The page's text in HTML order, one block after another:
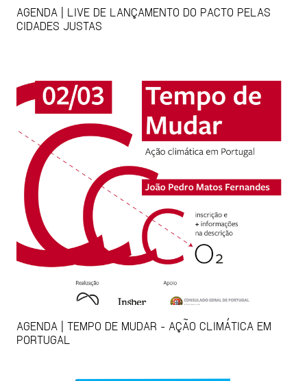
AGENDA | LIVE DE LANÇAMENTO DO PACTO PELAS
CIDADES JUSTAS
AGENDA | TEMPO DE MUDAR - AÇÃO CLIMÁTICA EM
PORTUGAL